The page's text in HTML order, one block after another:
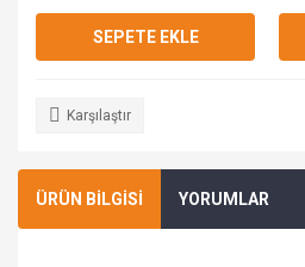
SEPETE EKLE
Karşılaştır
ÜRÜN BİLGİSİ YORUMLAR